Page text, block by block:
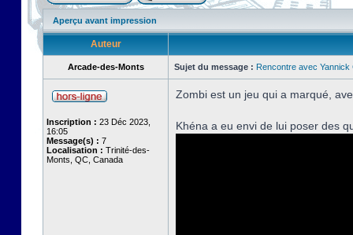
Aperçu avant impression
Auteur
Arcade-des-Monts Sujet du message : Rencontre avec Yannick
Inscription : 23 Déc 2023,
16:05
Message(s) : 7
Localisation : Trinité-des-
Monts, QC, Canada
Zombi est un jeu qui a marqué,
Khéna a eu envi de lui poser des